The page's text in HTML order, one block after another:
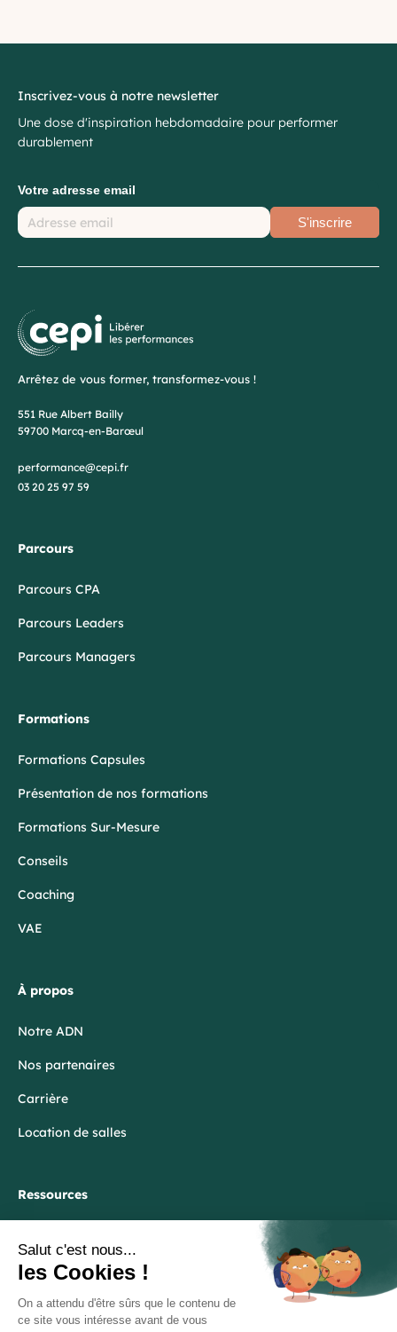
Inscrivez-vous à notre newsletter
Une dose d'inspiration hebdomadaire pour performer
durablement
Votre adresse email
S'inscrire
Arrêtez de vous former, transformez-vous !
551 Rue Albert Bailly
59700 Marcq-en-Barœul
performance@cepi.fr
03 20 25 97 59
Parcours
Parcours CPA
Parcours Leaders
Parcours Managers
Formations
Formations Capsules
Présentation de nos formations
Formations Sur-Mesure
Conseils
Coaching
VAE
À propos
Notre ADN
Nos partenaires
Carrière
Location de salles
Ressources
FAQ
Lexique